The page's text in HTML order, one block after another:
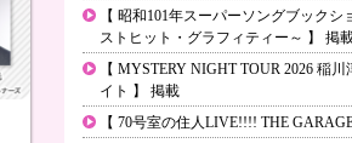
【 昭和101年スーパーソングブックシ
ストヒット・グラフィティー～ 】 掲
【 MYSTERY NIGHT TOUR 2026 稲
イト 】 掲載
【 70号室の住人LIVE!!!! THE